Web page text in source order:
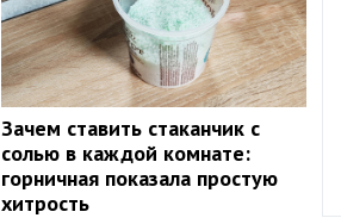
Зачем ставить стаканчик с
солью в каждой комнате:
горничная показала простую
хитрость